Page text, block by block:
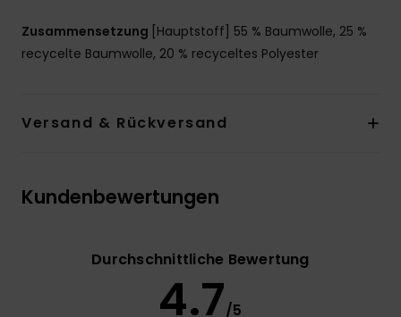
Zusammensetzung [Hauptstoff] 55 % Baumwolle, 25 %
recycelte Baumwolle, 20 % recyceltes Polyester
Versand & Rückversand
Kundenbewertungen
Durchschnittliche Bewertung
4.7/5